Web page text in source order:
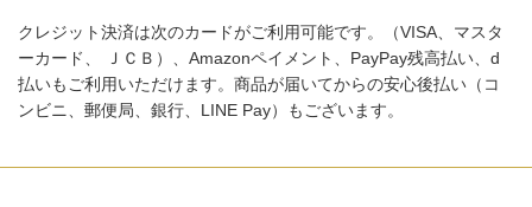
クレジット決済は次のカードがご利用可能です。（VISA、マスタ
ーカード、 ＪＣＢ）、Amazonペイメント、PayPay残高払い、d
払いもご利用いただけます。商品が届いてからの安心後払い（コ
ンビニ、郵便局、銀行、LINE Pay）もございます。